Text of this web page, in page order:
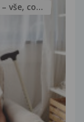
vše, co...